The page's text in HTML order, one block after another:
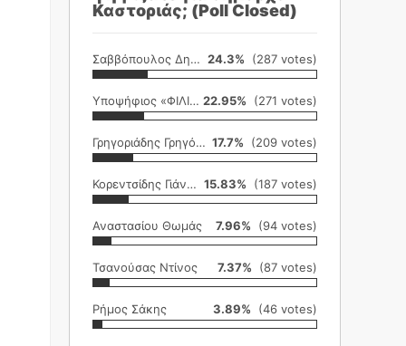
Καστοριάς; (Poll Closed)
Σαββόπουλος Δημήτρης 24.3% (287 votes)
Υποψήφιος «ΦΙΛΙΚΗ ΕΤΑΙΡΕΙΑ» 22.95% (271 votes)
Γρηγοριάδης Γρηγόρης 17.7% (209 votes)
Κορεντσίδης Γιάννης 15.83% (187 votes)
Αναστασίου Θωμάς 7.96% (94 votes)
Τσανούσας Ντίνος 7.37% (87 votes)
Ρήμος Σάκης 3.89% (46 votes)